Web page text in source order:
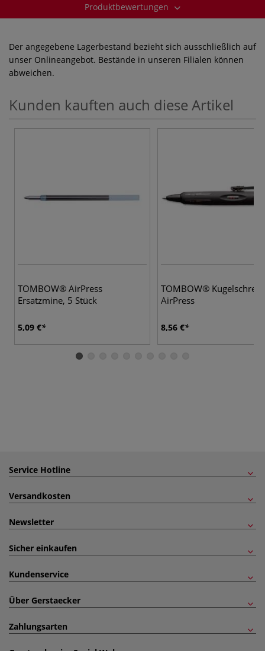
Produktbewertungen
Der angegebene Lagerbestand bezieht sich ausschließlich auf
unser Onlineangebot. Bestände in unseren Filialen können
abweichen.
Kunden kauften auch diese Artikel
TOMBOW® AirPress
Ersatzmine, 5 Stück
5,09 €
TOMBOW®
AirPress
8,56 €
Service Hotline
Versandkosten
Newsletter
Sicher einkaufen
Kundenservice
Über Gerstaecker
Zahlungsarten